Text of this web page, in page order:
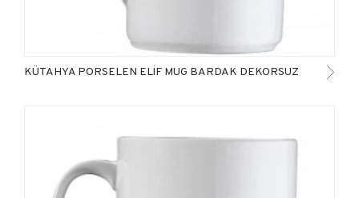
KÜTAHYA PORSELEN ELİF MUG BARDAK DEKORSUZ